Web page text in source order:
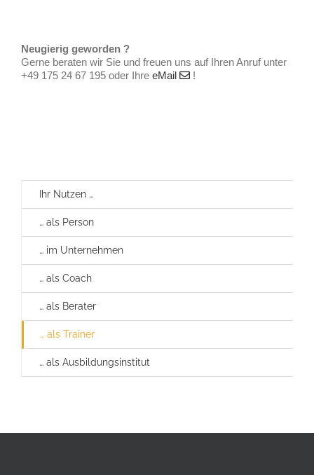
Neugierig geworden ?
Gerne beraten wir Sie und freuen uns auf Ihren Anruf unter
+49 175 24 67 195 oder Ihre eMail !
Ihr Nutzen …
… als Person
… im Unternehmen
… als Coach
… als Berater
… als Trainer
… als Ausbildungsinstitut